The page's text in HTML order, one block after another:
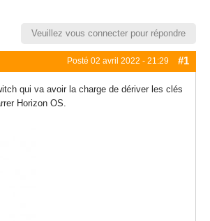
Veuillez vous connecter pour répondre
Posté 02 avril 2022 - 21:29 #1
qui va avoir la charge de dériver les clés
Horizon OS.